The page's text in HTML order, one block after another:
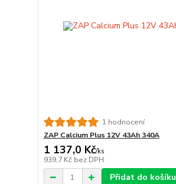
1 hodnocení
ZAP Calcium Plus 12V 43Ah 340A
1 137,0 Kč/ks
939,7 Kč bez DPH
Přidat do košíku